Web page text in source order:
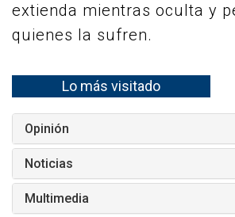
extienda mientras oculta y
quienes la sufren.
Lo más visitado
Opinión
Noticias
Multimedia